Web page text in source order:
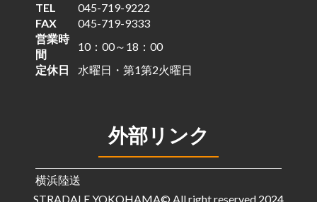
TEL
045-719-9222
FAX
045-719-9333
営業時
間
10：00～18：00
定休日
水曜日・第1第2火曜日
外部リンク
横浜陸送
STRADALE YOKOHAMA© All right reserved 2024